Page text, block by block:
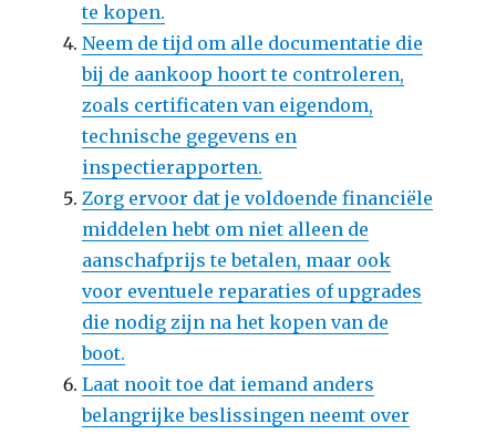
te kopen.
Neem de tijd om alle documentatie die
bij de aankoop hoort te controleren,
zoals certificaten van eigendom,
technische gegevens en
inspectierapporten.
Zorg ervoor dat je voldoende financiële
middelen hebt om niet alleen de
aanschafprijs te betalen, maar ook
voor eventuele reparaties of upgrades
die nodig zijn na het kopen van de
boot.
Laat nooit toe dat iemand anders
belangrijke beslissingen neemt over